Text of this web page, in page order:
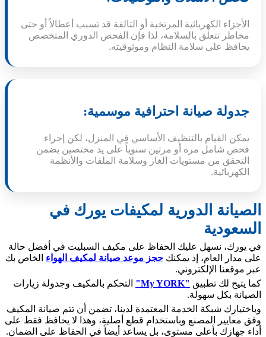
الأجزاء الكهربائية المرتخية أو التالفة قد تسبب أعطالاً أو حتى
مخاطر تتعلق بالسلامة، لذا فإن الفحص الدوري المتخصص
يحافظ على سلامة النظام وموثوقيته.
جدولة صيانة احترافية موسمية:
يمكن القيام بالتنظيف الأساسي في المنزل، لكن إجراء
فحص شامل مرة أو مرتين سنوياً على يد مختصين يضمن
التحقق من مستويات الغاز وسلامة الملفات والأنظمة
الكهربائية.
الصيانة الدورية لمكيفات يورك في
السعودية
في يورك، نسهل عليك الحفاظ على مكيف السبليت في أفضل حالة
على مدار العام، إذ يمكنك حجز موعد صيانة لمكيف الهواء الخاص بك
عبر موقعنا الإلكتروني.
كما يتيح لك تطبيق "My YORK"
التحكم بالمكيف وجدولة زيارات
الصيانة بكل سهولة.
وباختيارك شبكة الخدمة المعتمدة لدينا، تضمن أن تتم صيانة المكيف
وفق معايير المصنع وباستخدام قطع أصلية، وهذا لا يحافظ فقط على
أداء جهازك بأعلى مستوى، بل يساعد أيضاً في الحفاظ على الضمان.